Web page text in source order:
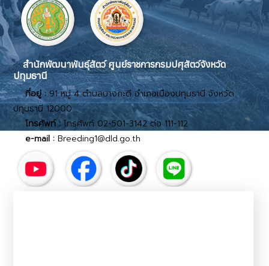
สำนักพัฒนาพันธุ์สัตว์ ศูนย์ราชการกรมปศุสัตว์จังหวัด
ปทุมธานี
ที่อยู่ : 91 หมู่ 4 ตำบลบางกะดี อำเภอเมืองปทุมธานี จังหวัด
ปทุมธานี 12000
โทรศัพท์ :โทรศัพท์ 02-501-3142 ต่อ 111-112
e-mail :Breeding1@dld.go.th